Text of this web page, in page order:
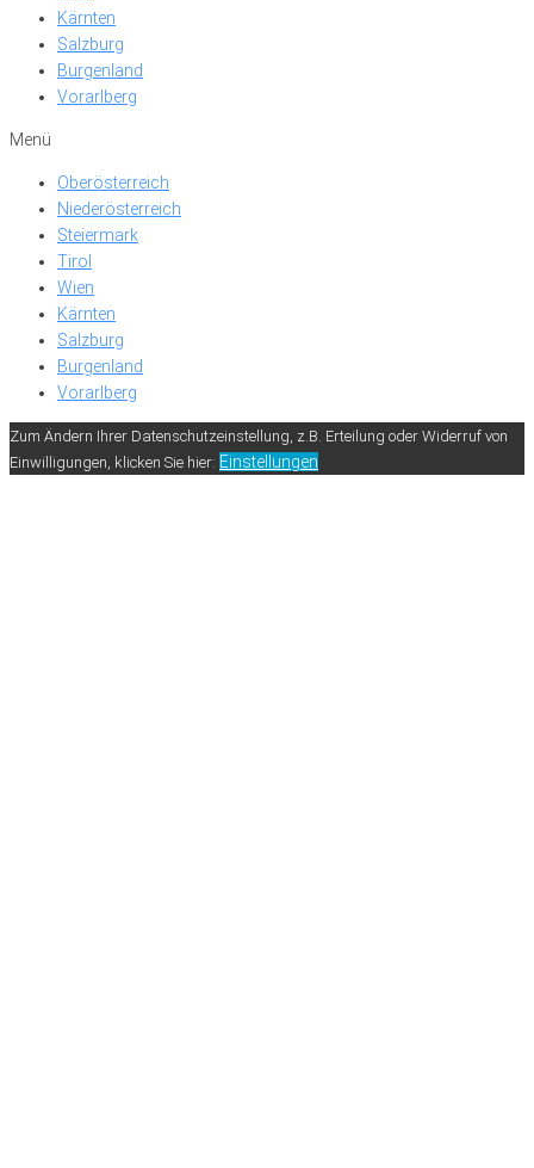
Kärnten
Salzburg
Burgenland
Vorarlberg
Menü
Oberösterreich
Niederösterreich
Steiermark
Tirol
Wien
Kärnten
Salzburg
Burgenland
Vorarlberg
Zum Ändern Ihrer Datenschutzeinstellung, z.B. Erteilung oder Widerruf von
Einwilligungen, klicken Sie hier: Einstellungen